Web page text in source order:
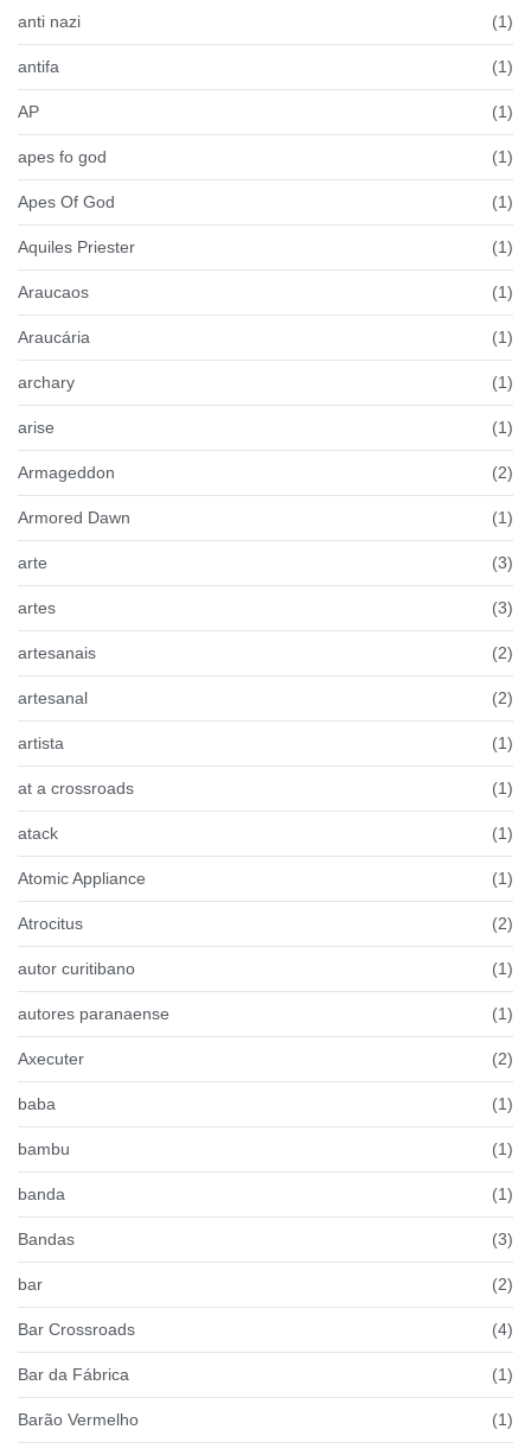
anti nazi (1)
antifa (1)
AP (1)
apes fo god (1)
Apes Of God (1)
Aquiles Priester (1)
Araucaos (1)
Araucária (1)
archary (1)
arise (1)
Armageddon (2)
Armored Dawn (1)
arte (3)
artes (3)
artesanais (2)
artesanal (2)
artista (1)
at a crossroads (1)
atack (1)
Atomic Appliance (1)
Atrocitus (2)
autor curitibano (1)
autores paranaense (1)
Axecuter (2)
baba (1)
bambu (1)
banda (1)
Bandas (3)
bar (2)
Bar Crossroads (4)
Bar da Fábrica (1)
Barão Vermelho (1)